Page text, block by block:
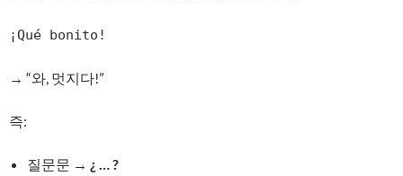
→ “와, 멋지다!”
즉:
질문문 → ¿ … ?